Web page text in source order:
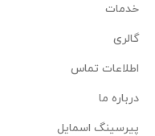
خدمات
گالری
اطلاعات تماس
درباره ما
پیرسینگ اسمایل